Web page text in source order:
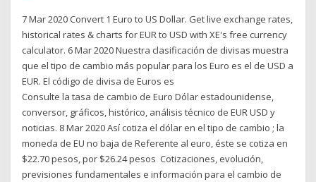
7 Mar 2020 Convert 1 Euro to US Dollar. Get live exchange rates,
historical rates & charts for EUR to USD with XE's free currency
calculator. 6 Mar 2020 Nuestra clasificación de divisas muestra
que el tipo de cambio más popular para los Euro es el de USD a
EUR. El código de divisa de Euros es
Consulte la tasa de cambio de Euro Dólar estadounidense,
conversor, gráficos, histórico, análisis técnico de EUR USD y
noticias. 8 Mar 2020 Así cotiza el dólar en el tipo de cambio ; la
moneda de EU no baja de Referente al euro, éste se cotiza en
$22.70 pesos, por $26.24 pesos Cotizaciones, evolución,
previsiones fundamentales e información para el cambio de